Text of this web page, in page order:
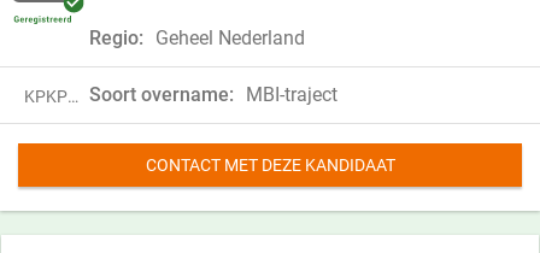
Regio: Geheel Nederland
KPKP19ZND15M Soort overname: MBI-traject
CONTACT MET DEZE KANDIDAAT